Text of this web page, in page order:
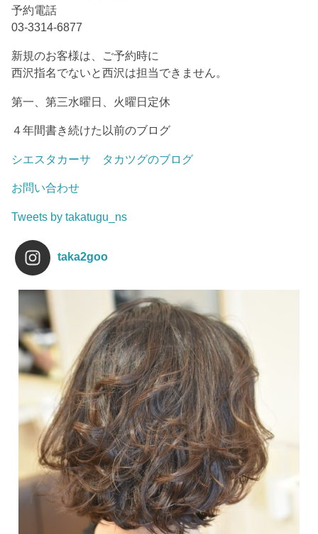
予約電話
03-3314-6877
新規のお客様は、ご予約時に
西沢指名でないと西沢は担当できません。
第一、第三水曜日、火曜日定休
４年間書き続けた以前のブログ
シエスタカーサ タカツグのブログ
お問い合わせ
Tweets by takatugu_ns
taka2goo